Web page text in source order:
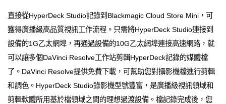
直接從HyperDeck Studio記錄到Blackmagic Cloud Store Mini，可
獲得廣播級高品質視訊工作流程。只需將HyperDeck Studio連接到
設備的1G乙太網埠，再通過設備的10G乙太網埠連接高速網路，就
可以讓多個DaVinci Resolve工作站剪輯HyperDeck記錄的媒體檔
了。DaVinci Resolve提供免費下載，可幫助您對攝影機檔進行剪輯
和調色。HyperDeck Studio錄影機型號豐富，是廣播級視訊領域和
剪輯軟體所用基於檔領域之間的理想過渡設備。檔記錄完成後，您